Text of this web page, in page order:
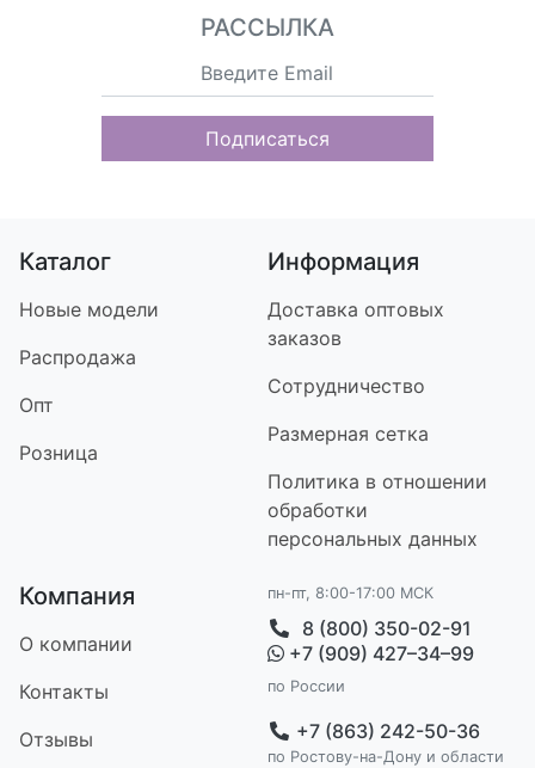
РАССЫЛКА
Подписаться
Каталог
Новые модели
Распродажа
Опт
Розница
Информация
Доставка оптовых
заказов
Сотрудничество
Размерная сетка
Политика в отношении
обработки
персональных данных
Компания
О компании
Контакты
Отзывы
пн-пт, 8:00-17:00 МСК
8 (800) 350-02-91
+7 (909) 427–34–99
по России
+7 (863) 242-50-36
по Ростову-на-Дону и области